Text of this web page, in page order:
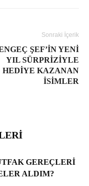
Sonraki İçerik
ŞEF’IN YENI
YIL SÜRPRIZIYLE
HEDIYE KAZANAN
İSIMLER
GEREÇLERI
ALDIM?